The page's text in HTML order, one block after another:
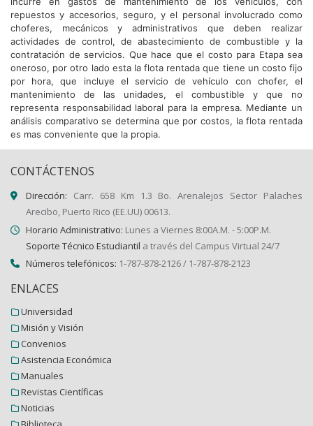
repuestos y accesorios, seguro, y el personal involucrado como
choferes, mecánicos y administrativos que deben realizar
actividades de control, de abastecimiento de combustible y la
contratación de servicios. Que hace que el costo para Etapa sea
oneroso, por otro lado esta la flota rentada que tiene un costo fijo
por hora, que incluye el servicio de vehículo con chofer, el
mantenimiento de las unidades, el combustible y que no
representa responsabilidad laboral para la empresa. Mediante un
análisis comparativo se determina que por costos, la flota rentada
es mas conveniente que la propia.
CONTÁCTENOS
Dirección: Carr. 658 Km 1.3 Bo. Arenalejos Sector Palaches
Arecibo, Puerto Rico (EE.UU) 00613.
Horario Administrativo: Lunes a Viernes 8:00A.M. - 5:00P.M.
Soporte Técnico Estudiantil a través del Campus Virtual 24/7
Números telefónicos: 1-787-878-2126 / 1-787-878-2123
ENLACES
Universidad
Misión y Visión
Convenios
Asistencia Económica
Manuales
Revistas Científicas
Noticias